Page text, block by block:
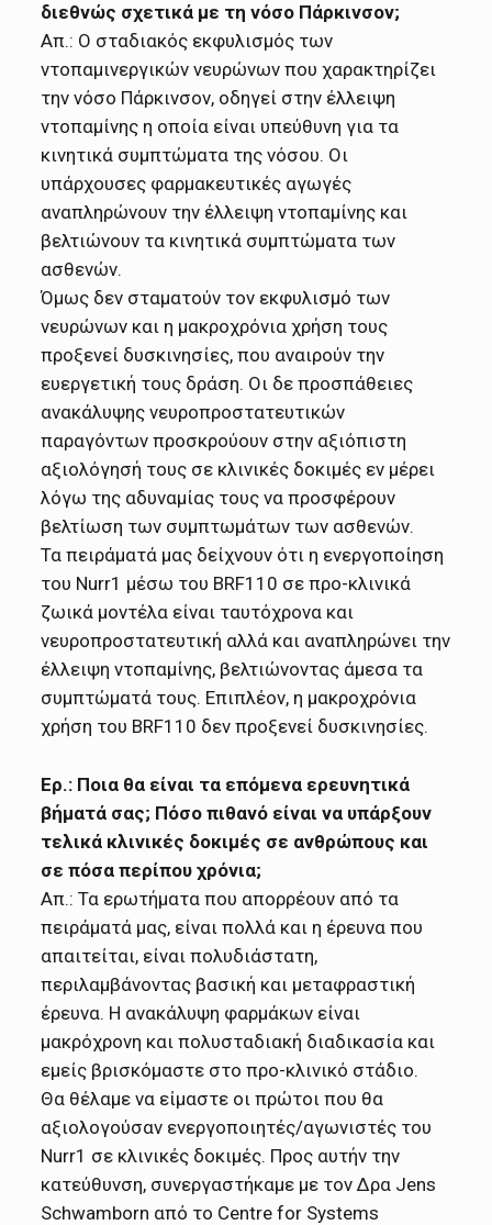
διεθνώς σχετικά με τη νόσο Πάρκινσον;
Απ.: Ο σταδιακός εκφυλισμός των
ντοπαμινεργικών νευρώνων που χαρακτηρίζει
την νόσο Πάρκινσον, οδηγεί στην έλλειψη
ντοπαμίνης η οποία είναι υπεύθυνη για τα
κινητικά συμπτώματα της νόσου. Οι
υπάρχουσες φαρμακευτικές αγωγές
αναπληρώνουν την έλλειψη ντοπαμίνης και
βελτιώνουν τα κινητικά συμπτώματα των
ασθενών.
Όμως δεν σταματούν τον εκφυλισμό των
νευρώνων και η μακροχρόνια χρήση τους
προξενεί δυσκινησίες, που αναιρούν την
ευεργετική τους δράση. Οι δε προσπάθειες
ανακάλυψης νευροπροστατευτικών
παραγόντων προσκρούουν στην αξιόπιστη
αξιολόγησή τους σε κλινικές δοκιμές εν μέρει
λόγω της αδυναμίας τους να προσφέρουν
βελτίωση των συμπτωμάτων των ασθενών.
Τα πειράματά μας δείχνουν ότι η ενεργοποίηση
του Nurr1 μέσω του BRF110 σε προ-κλινικά
ζωικά μοντέλα είναι ταυτόχρονα και
νευροπροστατευτική αλλά και αναπληρώνει την
έλλειψη ντοπαμίνης, βελτιώνοντας άμεσα τα
συμπτώματά τους. Επιπλέον, η μακροχρόνια
χρήση του BRF110 δεν προξενεί δυσκινησίες.
Ερ.: Ποια θα είναι τα επόμενα ερευνητικά
βήματά σας; Πόσο πιθανό είναι να υπάρξουν
τελικά κλινικές δοκιμές σε ανθρώπους και
σε πόσα περίπου χρόνια;
Απ.: Τα ερωτήματα που απορρέουν από τα
πειράματά μας, είναι πολλά και η έρευνα που
απαιτείται, είναι πολυδιάστατη,
περιλαμβάνοντας βασική και μεταφραστική
έρευνα. Η ανακάλυψη φαρμάκων είναι
μακρόχρονη και πολυσταδιακή διαδικασία και
εμείς βρισκόμαστε στο προ-κλινικό στάδιο.
Θα θέλαμε να είμαστε οι πρώτοι που θα
αξιολογούσαν ενεργοποιητές/αγωνιστές του
Nurr1 σε κλινικές δοκιμές. Προς αυτήν την
κατεύθυνση, συνεργαστήκαμε με τον Δρα Jens
Schwamborn από το Centre for Systems